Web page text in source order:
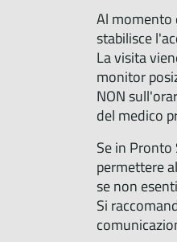
Al momento
stabilisce
La visita
monitor
NON
del medico
Se in Pronto
permettere
se non
Si